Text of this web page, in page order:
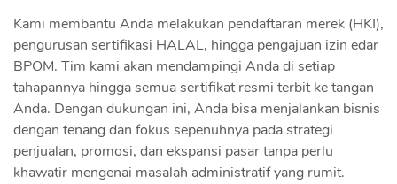
Kami membantu Anda melakukan pendaftaran merek (HKI),
pengurusan sertifikasi HALAL, hingga pengajuan izin edar
BPOM. Tim kami akan mendampingi Anda di setiap
tahapannya hingga semua sertifikat resmi terbit ke tangan
Anda. Dengan dukungan ini, Anda bisa menjalankan bisnis
dengan tenang dan fokus sepenuhnya pada strategi
penjualan, promosi, dan ekspansi pasar tanpa perlu
khawatir mengenai masalah administratif yang rumit.